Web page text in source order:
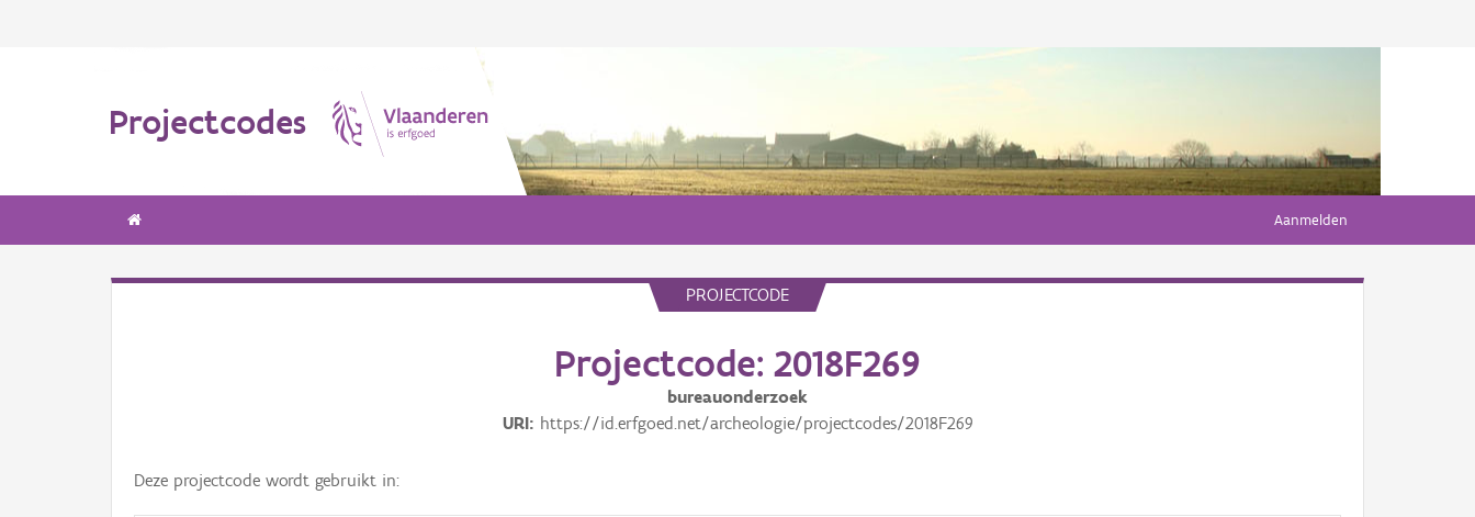
Projectcodes
Aanmelden
PROJECTCODE
Projectcode: 2018F269
bureauonderzoek
URI
https://id.erfgoed.net/archeologie/projectcodes/2018F269
Deze projectcode wordt gebruikt in: